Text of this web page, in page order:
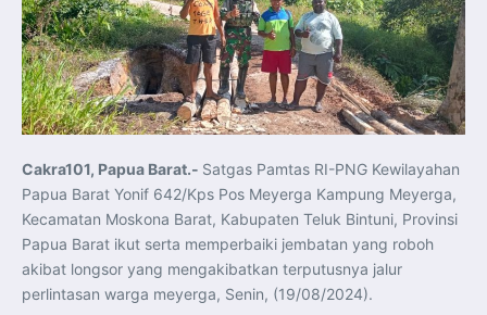
Koordinasi Jaga Stabilitas Keuangan dan Kepercayaan
Pasar
Presiden Prabowo Perkuat Sinergi Perguruan Tinggi dan
PT PAL untuk Majukan Industri Perkapalan Nasional
KASAL dan Panglima Armada Pasifik Rusia Resmi Buka
Latma ORRUDA 2026
T-50i Golden Eagle TNI AU Meriahkan Pitch Black Mindil
Beach Flying Display 2026
Indonesia dan Turki Sepakati Joint Action Plan 2026–
Balai Vokasi
TNI AU Tingkatkan Kemampuan Personel melalui
Pelatihan Signal Radio untuk Misi Pertahanan Udara dan
Radar
Menkeu Purbaya Instruksikan Penyelarasan Aturan KEK
untuk Perkuat Daya Saing Industri Dalam Negeri
Mentan Amran Pacu Produksi Gula Nasional, Target
Swasembada Gula Putih Dua Tahun dan Tembus 3 Juta
Ton
Menlu Sugiono Tekankan Inovasi sebagai Kunci
Cakra101, Papua Barat.- Satgas Pamtas RI-PNG Kewilayahan
Papua Barat Yonif 642/Kps Pos Meyerga Kampung Meyerga,
Kecamatan Moskona Barat, Kabupaten Teluk Bintuni, Provinsi
Papua Barat ikut serta memperbaiki jembatan yang roboh
akibat longsor yang mengakibatkan terputusnya jalur
perlintasan warga meyerga, Senin, (19/08/2024).